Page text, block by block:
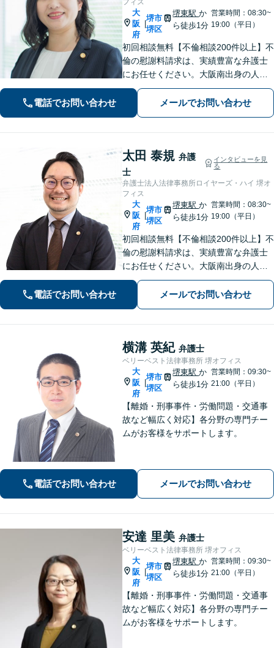
大
阪
府
|
堺市
堺区
堺東駅か
ら徒歩1分
営業時間：08:30~
19:00（平日）
初回相談無料【不倫相談200件以上】不
倫の慰謝料請求は、実績豊富な弁護士
にお任せください。大阪南出身の人情
派弁護士が対応【交通事故も強い】交
通事故に遭われてお困りの方はお気軽
にお電話ください【当日／夜間／休日
電話でお問い合わせ メールでお問い合わせ
太田 泰規 弁護
士
インタビューを見
る
弁護士法人法律事務所ロイヤーズ・ハイ 堺オ
フィス
大
阪
府
|
堺市
堺区
堺東駅か
ら徒歩1分
営業時間：08:30~
19:00（平日）
初回相談無料【不倫相談200件以上】不
倫の慰謝料請求は、実績豊富な弁護士
にお任せください。大阪南出身の人情
派弁護士が対応【交通事故も強い】交
通事故に遭われてお困りの方はお気軽
にお電話ください【当日／夜間／休日
電話でお問い合わせ メールでお問い合わせ
横溝 英紀 弁護士
ベリーベスト法律事務所 堺オフィス
大
阪
府
|
堺市
堺区
堺東駅か
ら徒歩1分
営業時間：09:30~
21:00（平日）
【離婚・刑事事件・労働問題・交通事
故など幅広く対応】各分野の専門チー
ムがお客様をサポートします。
電話でお問い合わせ メールでお問い合わせ
安達 里美 弁護士
ベリーベスト法律事務所 堺オフィス
大
阪
府
|
堺市
堺区
堺東駅か
ら徒歩1分
営業時間：09:30~
21:00（平日）
【離婚・刑事事件・労働問題・交通事
故など幅広く対応】各分野の専門チー
ムがお客様をサポートします。